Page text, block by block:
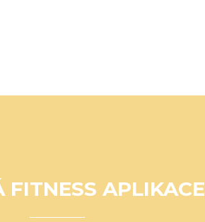
FITNESS APLIKACE